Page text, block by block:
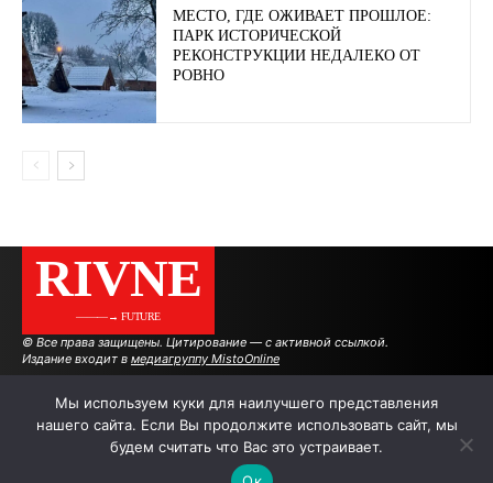
МЕСТО, ГДЕ ОЖИВАЕТ ПРОШЛОЕ:
ПАРК ИСТОРИЧЕСКОЙ
РЕКОНСТРУКЦИИ НЕДАЛЕКО ОТ
РОВНО
RIVNE
———→ FUTURE
© Все права защищены. Цитирование — с активной ссылкой.
Издание входит в медиагруппу MistoOnline
АВТОРЫ РЕКЛАМА НА САЙТЕ
Мы используем куки для наилучшего представления
нашего сайта. Если Вы продолжите использовать сайт, мы
будем считать что Вас это устраивает.